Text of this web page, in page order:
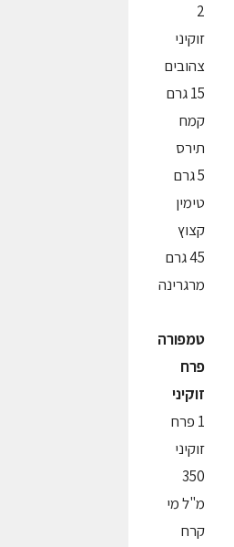
2
זוקיני
צהובים
15 גרם
קמח
תירס
5 גרם
טימין
קצוץ
45 גרם
מרגרינה
טמפורה
פרח
זוקיני
1 פרח
זוקיני
350
מ"ל מי
קרח